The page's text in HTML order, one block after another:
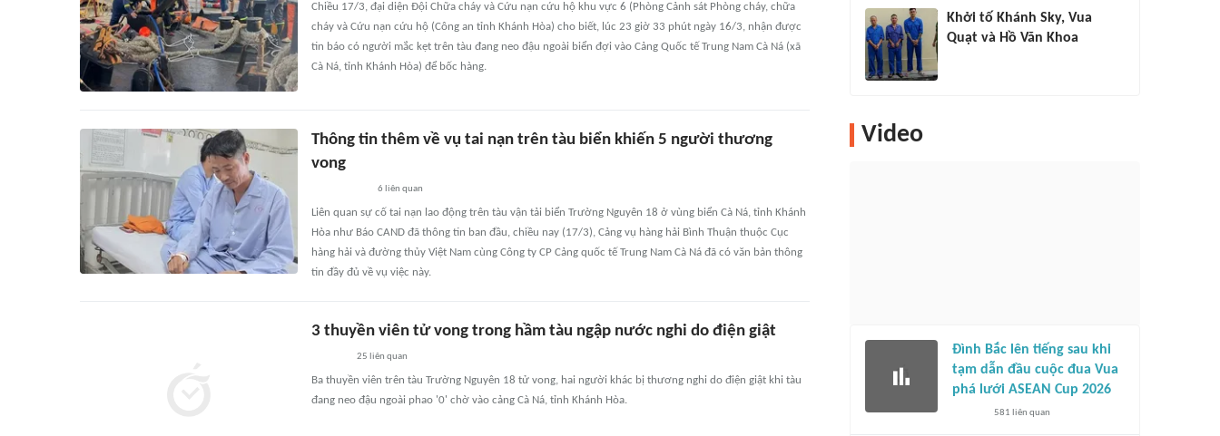
Chiều 17/3, đại diện Đội Chữa cháy và Cứu nạn cứu hộ khu vực 6 (Phòng Cảnh sát Phòng cháy, chữa
cháy và Cứu nạn cứu hộ (Công an tỉnh Khánh Hòa) cho biết, lúc 23 giờ 33 phút ngày 16/3, nhận được
tin báo có người mắc kẹt trên tàu đang neo đậu ngoài biển đợi vào Cảng Quốc tế Trung Nam Cà Ná (xã
Cà Ná, tỉnh Khánh Hòa) để bốc hàng.
Thông tin thêm về vụ tai nạn trên tàu biển khiến 5 người thương
vong
6 liên quan
Liên quan sự cố tai nạn lao động trên tàu vận tải biển Trường Nguyên 18 ở vùng biển Cà Ná, tỉnh Khánh
Hòa như Báo CAND đã thông tin ban đầu, chiều nay (17/3), Cảng vụ hàng hải Bình Thuận thuộc Cục
hàng hải và đường thủy Việt Nam cùng Công ty CP Cảng quốc tế Trung Nam Cà Ná đã có văn bản thông
tin đầy đủ về vụ việc này.
3 thuyền viên tử vong trong hầm tàu ngập nước nghi do điện giật
25 liên quan
Ba thuyền viên trên tàu Trường Nguyên 18 tử vong, hai người khác bị thương nghi do điện giật khi tàu
đang neo đậu ngoài phao '0' chờ vào cảng Cà Ná, tỉnh Khánh Hòa.
Khởi tố Khánh Sky, Vua
Quạt và Hồ Văn Khoa
Video
Đình Bắc lên tiếng sau khi
tạm dẫn đầu cuộc đua Vua
phá lưới ASEAN Cup 2026
581 liên quan